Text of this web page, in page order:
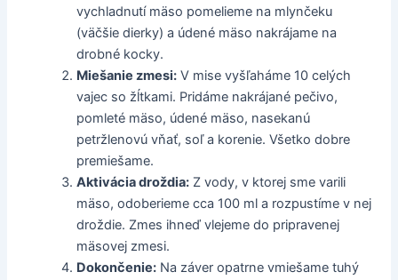
vychladnutí mäso pomelieme na mlynčeku
(väčšie dierky) a údené mäso nakrájame na
drobné kocky.
Miešanie zmesi: V mise vyšľaháme 10 celých
vajec so žĺtkami. Pridáme nakrájané pečivo,
pomleté mäso, údené mäso, nasekanú
petržlenovú vňať, soľ a korenie. Všetko dobre
premiešame.
Aktivácia droždia: Z vody, v ktorej sme varili
mäso, odoberieme cca 100 ml a rozpustíme v nej
droždie. Zmes ihneď vlejeme do pripravenej
mäsovej zmesi.
Dokončenie: Na záver opatrne vmiešame tuhý